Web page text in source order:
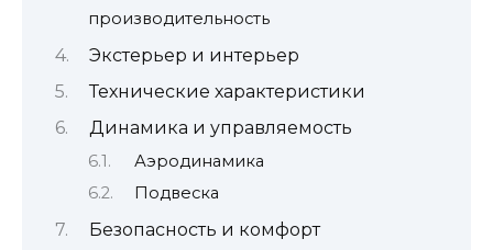
производительность
Экстерьер и интерьер
Технические характеристики
Динамика и управляемость
Аэродинамика
Подвеска
Безопасность и комфорт